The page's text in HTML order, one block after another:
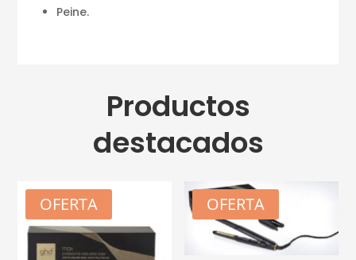
Peine.
Productos
destacados
OFERTA OFERTA